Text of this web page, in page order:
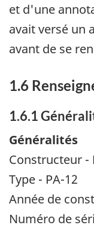
et d'une
avait versé un
avant de se
1.6
1.6.1
Généralités
Constructeur -
Type - PA-12
Année de
Numéro de